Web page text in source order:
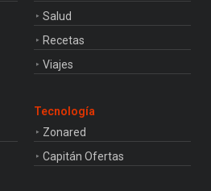
Salud
Recetas
Viajes
Tecnología
Zonared
Capitán Ofertas